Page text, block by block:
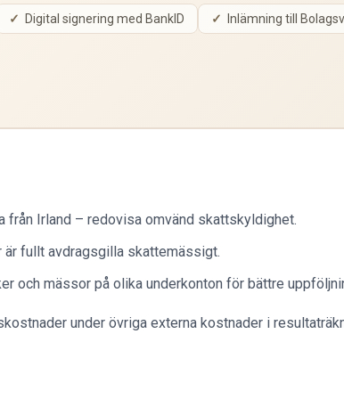
Digital signering med BankID Inlämning till
från Irland – redovisa omvänd skattskyldighet.
fullt avdragsgilla skattemässigt.
och mässor på olika underkonton för bättre
under övriga externa kostnader i